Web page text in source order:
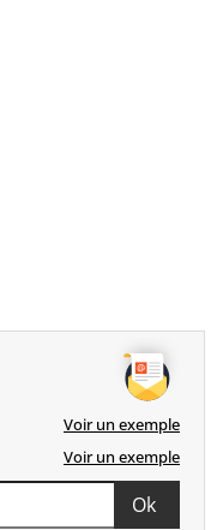
Voir un exemple
Voir un exemple